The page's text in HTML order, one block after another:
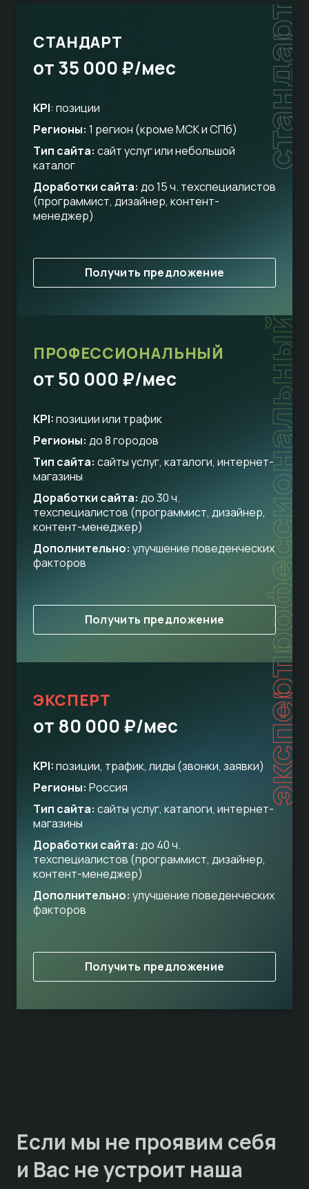
стандарт
СТАНДАРТ
от 35 000 ₽/мес
KPI: позиции
Регионы: 1 регион (кроме МСК и СПб)
Тип сайта: сайт услуг или небольшой
каталог
Доработки сайта: до 15 ч. техспециалистов
(программист, дизайнер, контент-
менеджер)
Получить предложение
профессиональный
ПРОФЕССИОНАЛЬНЫЙ
от 50 000 ₽/мес
KPI:позиции или трафик
Регионы: до 8 городов
Тип сайта: сайты услуг, каталоги, интернет-
магазины
Доработки сайта: до 30 ч.
техспециалистов (программист, дизайнер,
контент-менеджер)
Дополнительно: улучшение поведенческих
факторов
Получить предложение
эксперт
ЭКСПЕРТ
от 80 000 ₽/мес
KPI:позиции, трафик, лиды (звонки, заявки)
Регионы: Россия
Тип сайта: сайты услуг, каталоги, интернет-
магазины
Доработки сайта: до 40 ч.
техспециалистов (программист, дизайнер,
контент-менеджер)
Дополнительно: улучшение поведенческих
факторов
Получить предложение
Если мы не проявим себя
и Вас не устроит наша